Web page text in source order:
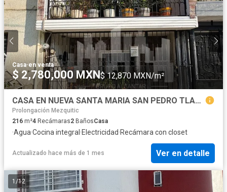
Casa·en venta
$ 2,780,000 MXN $ 12,870 MXN/m²
CASA EN NUEVA SANTA MARIA SAN PEDRO TLAQUEPAQUE
Prolongación Mezquitic
216 m²4 Recámaras2 BañosCasa
·Agua·Cocina integral ·Electricidad·Recámara con closet
Actualizado hace más de 1 mes Ver en detalle
1 /12